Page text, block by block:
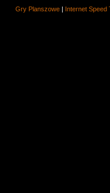
Gry Planszowe | Internet Speed